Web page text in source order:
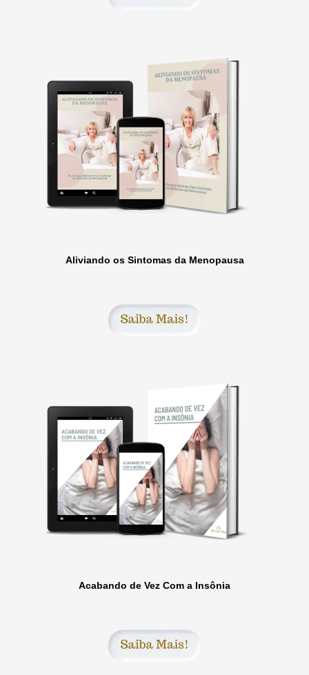
Aliviando os Sintomas da Menopausa
Acabando de Vez Com a Insônia